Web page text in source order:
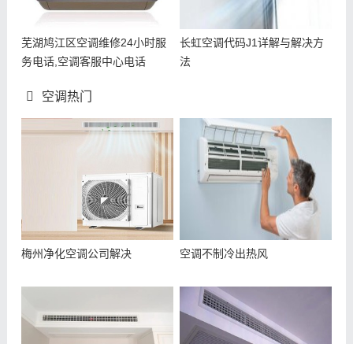
芜湖鸠江区空调维修24小时服
务电话,空调客服中心电话
长虹空调代码J1详解与解决方
法
空调热门
梅州净化空调公司解决 空调不制冷出热风